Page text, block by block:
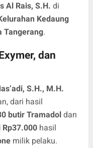
Al Rais, S.H. di
Kedaung
Tangerang.
dan
S.H., M.H.
dari hasil
butir Tramadoldan
hasil
milik pelaku.